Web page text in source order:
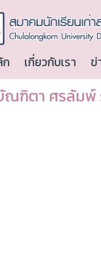
เกี่ยวกับเรา ข่
ฑิตา ศรลัมพ์